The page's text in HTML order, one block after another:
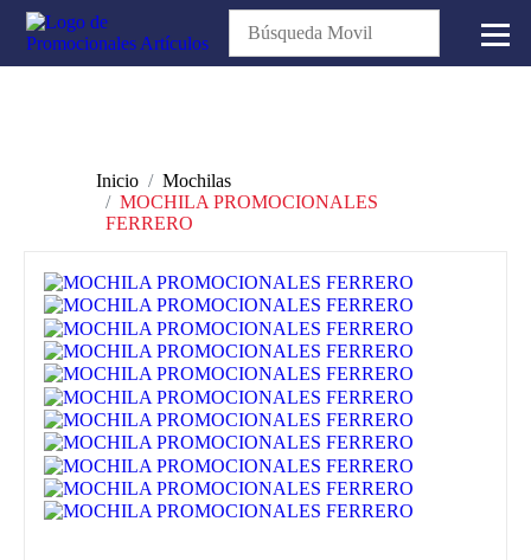
Inicio
Mochilas
MOCHILA PROMOCIONALES
FERRERO